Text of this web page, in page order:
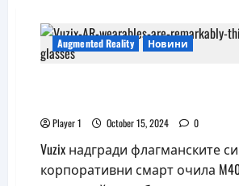
Augmented Reality Новини
Player 1 October 15, 2024 0
Vuzix надгради флагманските си
корпоративни смарт очила